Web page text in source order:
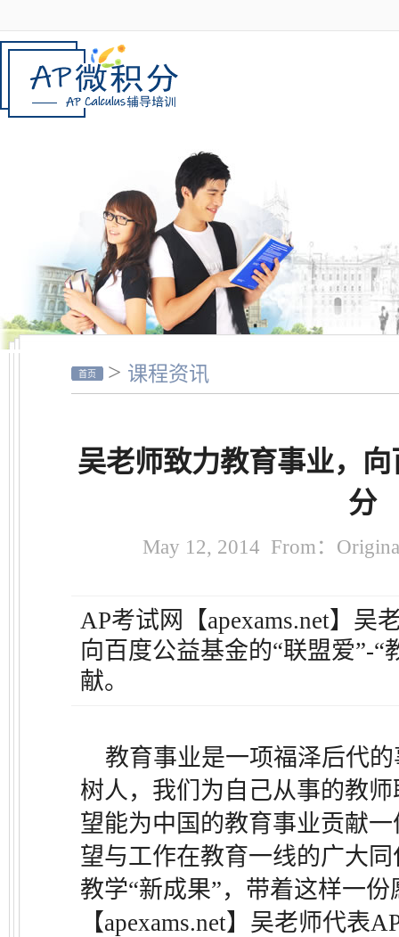
首页 > 课程资讯
吴老师致力教育事业，
分
May 12, 2014 From：
AP考试网【apexams.net】吴
向百度公益基金的“联盟爱”-“
献。
教育事业是一项福泽后代
树人，我们为自己从事的教
望能为中国的教育事业贡献
望与工作在教育一线的广大
教学“新成果”，带着这样一
【apexams.net】吴老师代表